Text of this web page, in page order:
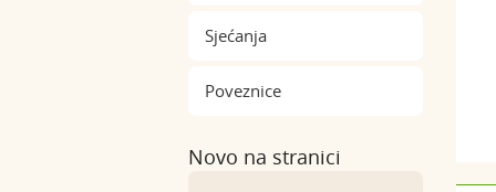
Sjećanja
Poveznice
Novo na stranici